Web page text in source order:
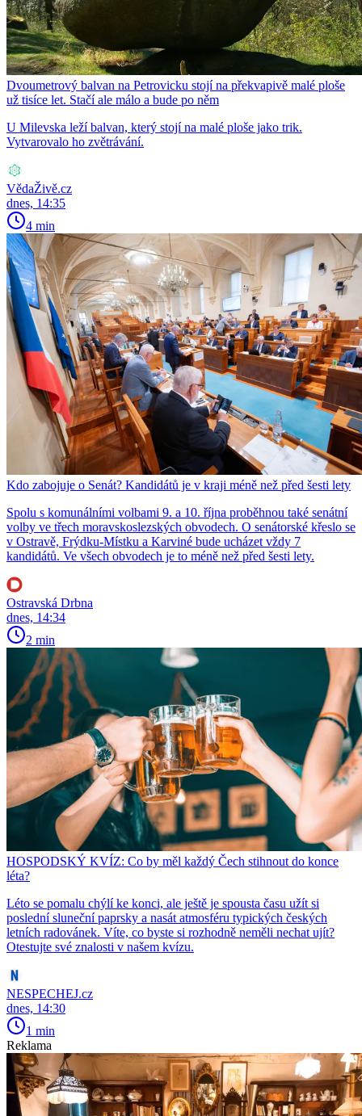
Dvoumetrový balvan na Petrovicku stojí na překvapivě malé ploše
už tisíce let. Stačí ale málo a bude po něm
U Milevska leží balvan, který stojí na malé ploše jako trik.
Vytvarovalo ho zvětrávání.
VědaŽivě.cz
dnes, 14:35
4 min
Kdo zabojuje o Senát? Kandidátů je v kraji méně než před šesti lety
Spolu s komunálními volbami 9. a 10. října proběhnou také senátní
volby ve třech moravskoslezských obvodech. O senátorské křeslo se
v Ostravě, Frýdku-Místku a Karviné bude ucházet vždy 7
kandidátů. Ve všech obvodech je to méně než před šesti lety.
Ostravská Drbna
dnes, 14:34
2 min
HOSPODSKÝ KVÍZ: Co by měl každý Čech stihnout do konce
léta?
Léto se pomalu chýlí ke konci, ale ještě je spousta času užít si
poslední sluneční paprsky a nasát atmosféru typických českých
letních radovánek. Víte, co byste si rozhodně neměli nechat ujít?
Otestujte své znalosti v našem kvízu.
NESPECHEJ.cz
dnes, 14:30
1 min
Reklama